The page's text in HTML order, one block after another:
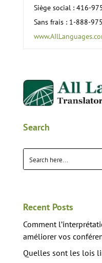
Siège social : 416-
Sans frais : 1-888-
Search
Recent Posts
Comment
améliorer vos
Quelles sont les lois